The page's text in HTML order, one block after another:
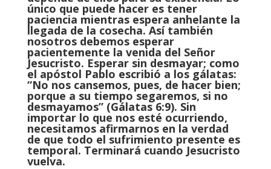
único que puede hacer es tener
paciencia mientras espera anhelante la
llegada de la cosecha. Así también
nosotros debemos esperar
pacientemente la venida del Señor
Jesucristo. Esperar sin desmayar; como
el apóstol Pablo escribió a los gálatas:
“No nos cansemos, pues, de hacer bien;
porque a su tiempo segaremos, si no
desmayamos” (Gálatas 6:9). Sin
importar lo que nos esté ocurriendo,
necesitamos afirmarnos en la verdad
de que todo el sufrimiento presente es
temporal. Terminará cuando Jesucristo
vuelva.